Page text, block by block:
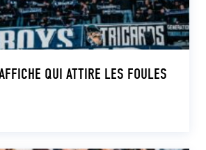
QUI ATTIRE LES FOULES